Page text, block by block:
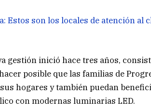
Estos son los locales de atención al
gestión inició hace tres años,
posible que las familias de
hogares y también puedan
con modernas luminarias LED.